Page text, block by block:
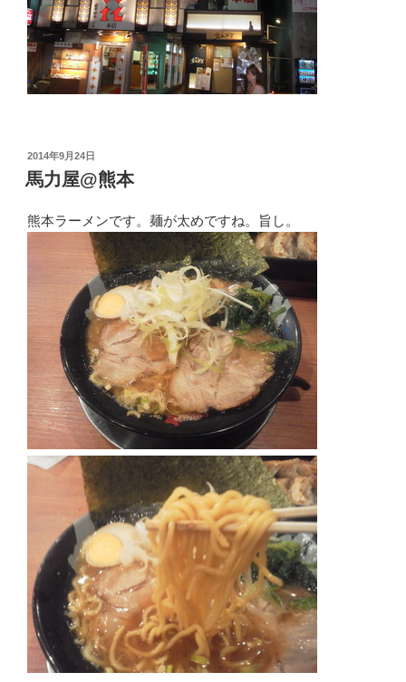
投
稿
日:
2014年9月24日
馬力屋@熊本
熊本ラーメンです。麺が太めですね。旨し。